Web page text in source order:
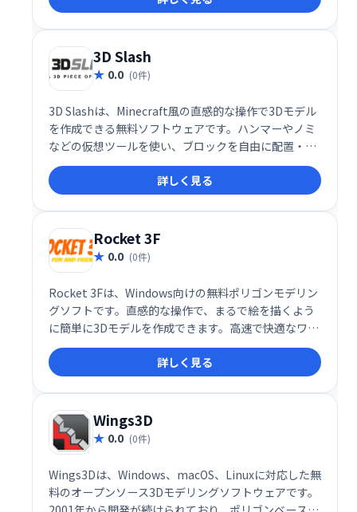
3D Slash
0.0 (0件)
3D Slashは、Minecraft風の直感的な操作で3Dモデル
を作成できる無料ソフトウェアです。ハンマーやノミ
などの仮想ツールを使い、ブロックを自由に配置・加
工できます。初心者でも簡単に3Dモデリングを始めら
れ、創造性を自由に表現できます。
詳しく見る
Rocket 3F
0.0 (0件)
Rocket 3Fは、Windows向けの無料ポリゴンモデリン
グソフトです。直感的な操作で、まるで絵を描くよう
に簡単に3Dモデルを作成できます。高速で快適なワー
クフローが特長で、コンセプトアーティストやデザイ
ナーに最適なツールです。詳しく見る
Wings3D
0.0 (0件)
Wings3Dは、Windows、macOS、Linuxに対応した無
料のオープンソース3Dモデリングソフトウェアです。